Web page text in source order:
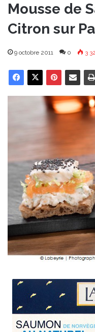
Mousse de
Citron sur
9 octobre 2011 0 3